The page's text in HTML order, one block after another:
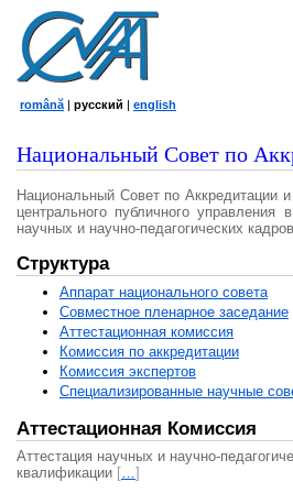
română | русский | english
Национальный Совет по
Национальный Совет по Аккредитации
центрального публичного
научных и научно-педагогических
Структура
Аппарат национального совета
Совместное пленарное заседание
Аттестационная комисcия
Комиссия по аккредитации
Комиссия экспертов
Специализированные научные
Аттестационная Комиссия
Аттестация научных и научно-
квалификации […]